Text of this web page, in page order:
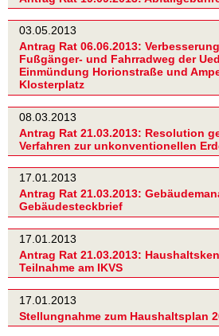
03.05.2013
Antrag Rat 06.06.2013:
Fußgänger- und Fahrradweg der
Einmündung Horionstraße und
Klosterplatz
08.03.2013
Antrag Rat 21.03.2013: Resolution
Verfahren zur unkonventionellen
17.01.2013
Antrag Rat 21.03.2013:
Gebäudesteckbrief
17.01.2013
Antrag Rat 21.03.2013:
Teilnahme am IKVS
17.01.2013
Stellungnahme zum Haushaltsplan